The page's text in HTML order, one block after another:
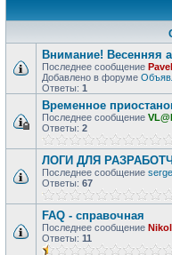
Внимание! Весенняя
Последнее сообщение Pavel
Добавлено в форуме
Ответы: 1
Временное
Последнее сообщение
Ответы: 2
ЛОГИ ДЛЯ
Последнее сообщение
Ответы: 67
FAQ - справочная
Последнее сообщение
Ответы: 11